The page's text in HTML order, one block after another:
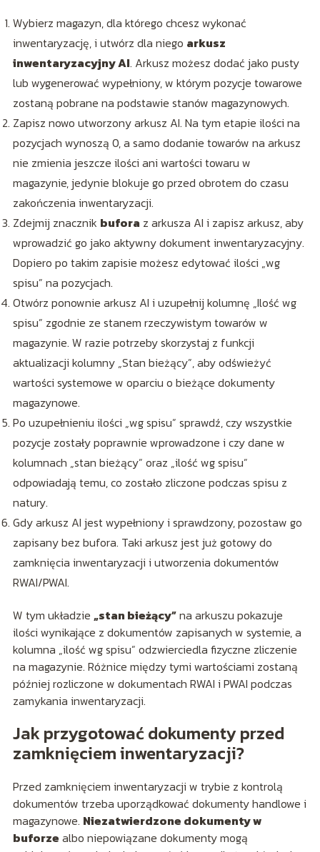
Wybierz magazyn, dla którego chcesz wykonać
inwentaryzację, i utwórz dla niego arkusz
inwentaryzacyjny AI. Arkusz możesz dodać jako pusty
lub wygenerować wypełniony, w którym pozycje towarowe
zostaną pobrane na podstawie stanów magazynowych.
Zapisz nowo utworzony arkusz AI. Na tym etapie ilości na
pozycjach wynoszą 0, a samo dodanie towarów na arkusz
nie zmienia jeszcze ilości ani wartości towaru w
magazynie, jedynie blokuje go przed obrotem do czasu
zakończenia inwentaryzacji.
Zdejmij znacznik bufora z arkusza AI i zapisz arkusz, aby
wprowadzić go jako aktywny dokument inwentaryzacyjny.
Dopiero po takim zapisie możesz edytować ilości „wg
spisu” na pozycjach.
Otwórz ponownie arkusz AI i uzupełnij kolumnę „Ilość wg
spisu” zgodnie ze stanem rzeczywistym towarów w
magazynie. W razie potrzeby skorzystaj z funkcji
aktualizacji kolumny „Stan bieżący”, aby odświeżyć
wartości systemowe w oparciu o bieżące dokumenty
magazynowe.
Po uzupełnieniu ilości „wg spisu” sprawdź, czy wszystkie
pozycje zostały poprawnie wprowadzone i czy dane w
kolumnach „stan bieżący” oraz „ilość wg spisu”
odpowiadają temu, co zostało zliczone podczas spisu z
natury.
Gdy arkusz AI jest wypełniony i sprawdzony, pozostaw go
zapisany bez bufora. Taki arkusz jest już gotowy do
zamknięcia inwentaryzacji i utworzenia dokumentów
RWAI/PWAI.
W tym układzie „stan bieżący”na arkuszu pokazuje
ilości wynikające z dokumentów zapisanych w systemie, a
kolumna „ilość wg spisu” odzwierciedla fizyczne zliczenie
na magazynie. Różnice między tymi wartościami zostaną
później rozliczone w dokumentach RWAI i PWAI podczas
zamykania inwentaryzacji.
Jak przygotować dokumenty przed
zamknięciem inwentaryzacji?
Przed zamknięciem inwentaryzacji w trybie z kontrolą
dokumentów trzeba uporządkować dokumenty handlowe i
magazynowe. Niezatwierdzone dokumenty w
buforze albo niepowiązane dokumenty mogą